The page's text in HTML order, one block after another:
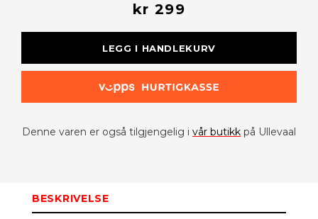
kr 299
LEGG I HANDLEKURV
Denne varen er også tilgjengelig i vår butikk på Ullevaal
BESKRIVELSE